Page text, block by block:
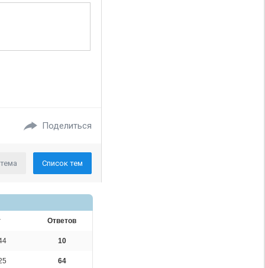
Поделиться
Список тем
Ответов
10
64